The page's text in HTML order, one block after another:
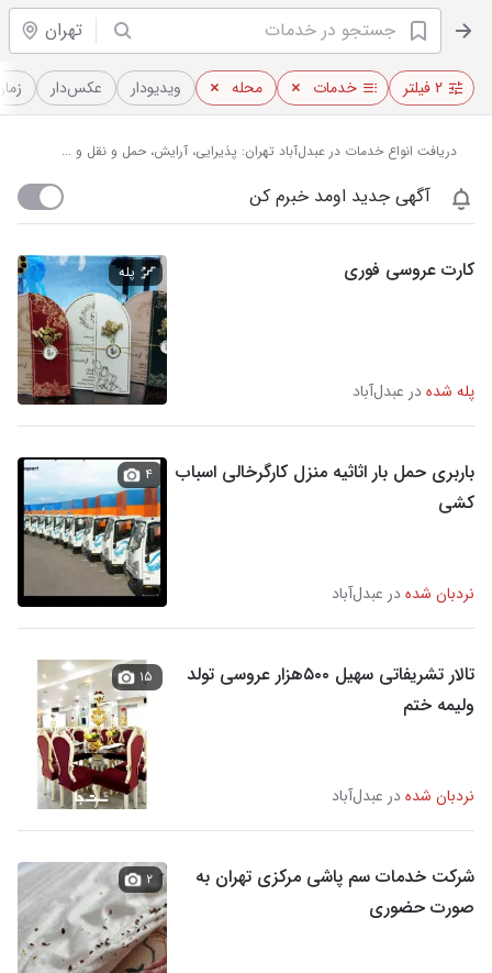
تهران
۲ فیلتر خدمات محله ویدیو‌دار عکس‌دار
دریافت انواع خدمات در عبدل‌آباد تهران: پذیرایی، آرایش، حمل و نقل و ...
آگهی جدید اومد خبرم کن
کارت عروسی فوری
پله شدهدر عبدل‌آباد
پله
باربری حمل بار اثاثیه منزل کارگرخالی اسباب
کشی
نردبان شدهدر عبدل‌آباد
۴
تالار تشریفاتی سهیل ۵۰۰هزار عروسی تولد
ولیمه ختم
نردبان شدهدر عبدل‌آباد
۱۵
شرکت خدمات سم پاشی مرکزی تهران به
صورت حضوری
۲